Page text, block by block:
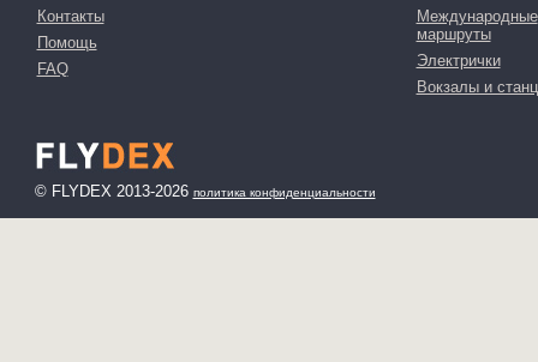
Контакты
Помощь
FAQ
Международные
маршруты
Электрички
Вокзалы и
© FLYDEX 2013-2026 политика конфиденциальности